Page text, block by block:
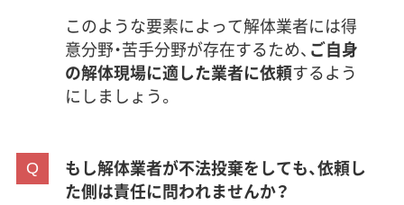
このような要素によって解体業者には得
意分野・苦手分野が存在するため、 ご自身
の解体現場に適した業者に依頼するよう
にしましょう。
もし解体業者が不法投棄をしても、依頼し
た側は責任に問われませんか？